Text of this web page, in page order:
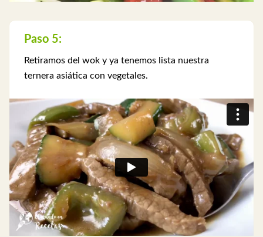
Paso 5:
Retiramos del wok y ya tenemos lista nuestra
ternera asiática con vegetales.